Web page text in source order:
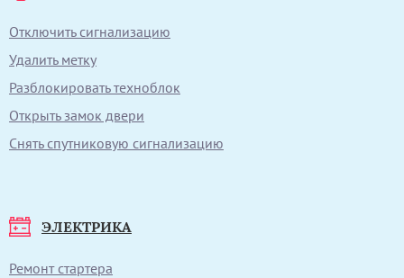
Отключить сигнализацию
Удалить метку
Разблокировать техноблок
Открыть замок двери
Снять спутниковую сигнализацию
ЭЛЕКТРИКА
Ремонт стартера